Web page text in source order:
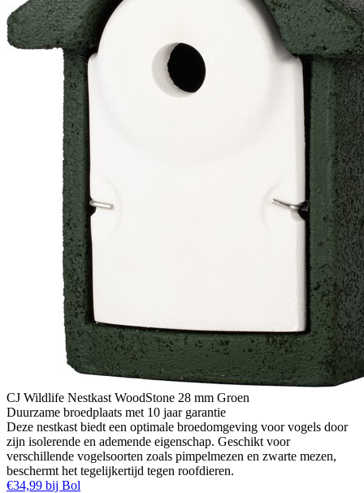
CJ Wildlife Nestkast WoodStone 28 mm Groen
Duurzame broedplaats met 10 jaar garantie
Deze nestkast biedt een optimale broedomgeving voor vogels door
zijn isolerende en ademende eigenschap. Geschikt voor
verschillende vogelsoorten zoals pimpelmezen en zwarte mezen,
beschermt het tegelijkertijd tegen roofdieren.
€34,99 bij Bol